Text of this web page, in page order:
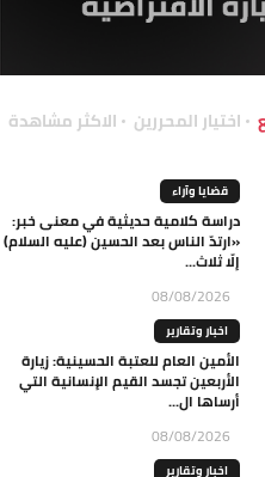
اختيار المحررين الاكثر مشاهدة
قضايا وآراء
دراسة كلامية حديثية في معنى خبر:
«ارتدّ الناس بعد الحسين (عليه السلام)
إلّا ثلاث...
08/08/2026
اخبار وتقارير
الأمين العام للعتبة الحسينية: زيارة
الأربعين تجسد القيم الإنسانية التي
أرساها ال...
08/08/2026
اخبار وتقارير